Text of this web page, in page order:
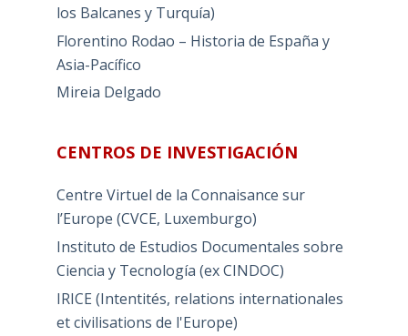
los Balcanes y Turquía)
Florentino Rodao – Historia de España y
Asia-Pacífico
Mireia Delgado
CENTROS DE INVESTIGACIÓN
Centre Virtuel de la Connaisance sur
l’Europe (CVCE, Luxemburgo)
Instituto de Estudios Documentales sobre
Ciencia y Tecnología (ex CINDOC)
IRICE (Intentités, relations internationales
et civilisations de l'Europe)